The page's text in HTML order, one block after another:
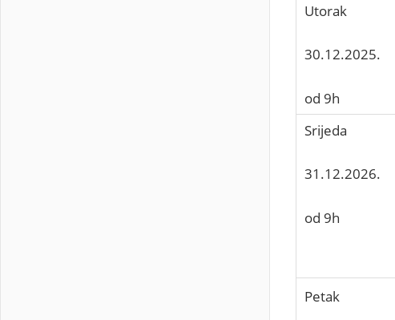
Utorak
30.12.2025.
od 9h
Srijeda
31.12.2026.
od 9h
Petak